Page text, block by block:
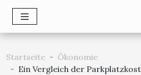
Startseite
Ökonomie
Ein Vergleich der